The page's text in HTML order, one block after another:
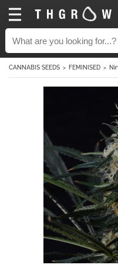
CANNABIS SEEDS FEMINISED